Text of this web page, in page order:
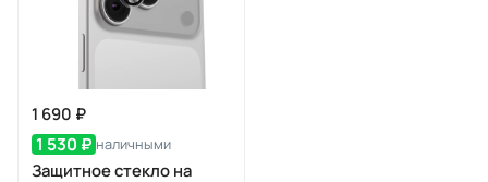
1 690 ₽
1 530 ₽ наличными
Защитное стекло на